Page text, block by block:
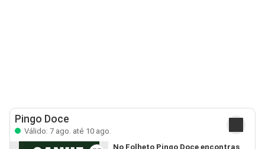
Pingo Doce
Válido: 7 ago. até 10 ago.
No Folheto Pingo Doce encontras